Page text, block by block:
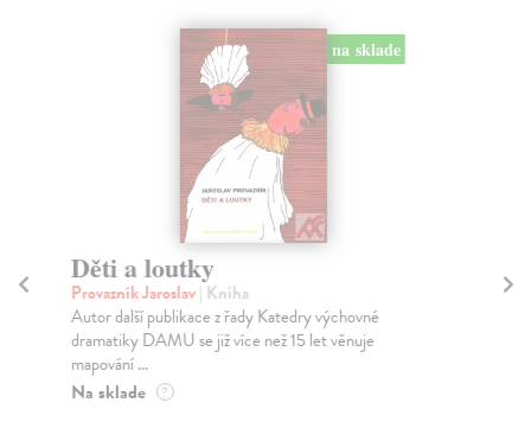
na sklade
Děti a loutky
Provazník Jaroslav| Kniha
Autor další publikace z řady Katedry výchovné
dramatiky DAMU se již více než 15 let věnuje
mapování ...
Na sklade ?